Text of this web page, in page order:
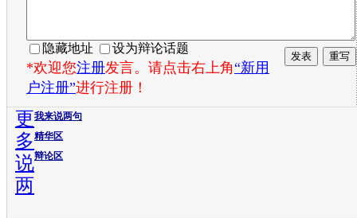
隐藏地址 设为辩论话题
*欢迎您注册发言。请点击右上角“新用
户注册”进行注册！
我来说两句
精华区
辩论区
更
多
说
两